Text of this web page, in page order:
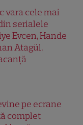
vara cele mai
serialele
Evcen, Hande
Atagül,
pe ecrane
complet